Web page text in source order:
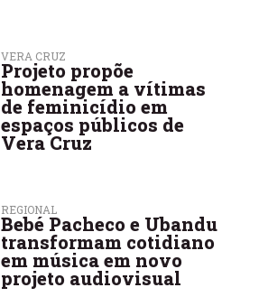
VERA CRUZ
Projeto propõe
homenagem a vítimas
de feminicídio em
espaços públicos de
Vera Cruz
REGIONAL
Bebé Pacheco e Ubandu
transformam cotidiano
em música em novo
projeto audiovisual